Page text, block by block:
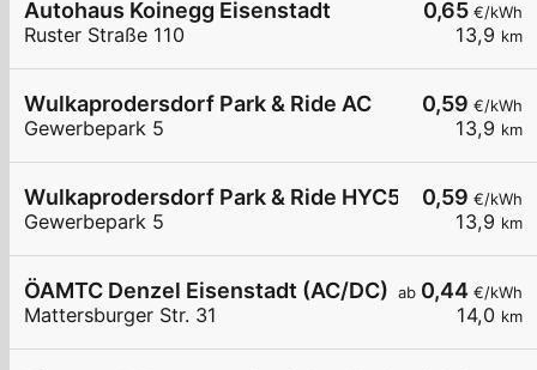
0,65 €/kWh
13,9 km
Autohaus Koinegg Eisenstadt
Ruster Straße 110
0,59 €/kWh
13,9 km
Wulkaprodersdorf Park & Ride AC
Gewerbepark 5
0,59 €/kWh
13,9 km
Wulkaprodersdorf Park & Ride HYC50
Gewerbepark 5
ab 0,44 €/kWh
14,0 km
ÖAMTC Denzel Eisenstadt (AC/DC)
Mattersburger Str. 31